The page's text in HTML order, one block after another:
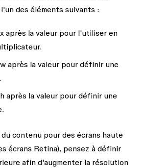
des éléments suivants :
xaprès la valeur pour l'utiliser en
waprès la valeur pour définir une
haprès la valeur pour définir une
contenu pour des écrans haute
écrans Retina), pensez à définir
afin d'augmenter la résolution